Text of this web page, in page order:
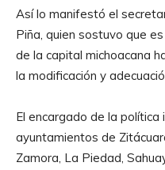
Así lo manifestó el
Piña, quien sostuvo que
de la capital michoacana
la modificación y
El encargado de la
ayuntamientos de
Zamora, La Piedad,